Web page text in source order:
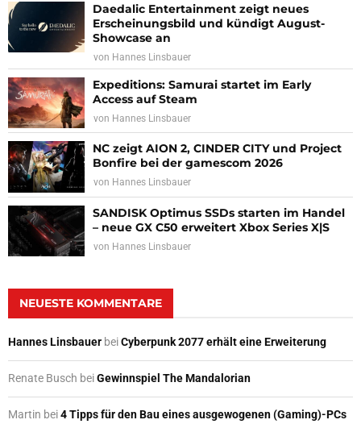
Daedalic Entertainment zeigt neues
Erscheinungsbild und kündigt August-
Showcase an
von Hannes Linsbauer
Expeditions: Samurai startet im Early
Access auf Steam
von Hannes Linsbauer
NC zeigt AION 2, CINDER CITY und Project
Bonfire bei der gamescom 2026
von Hannes Linsbauer
SANDISK Optimus SSDs starten im Handel
– neue GX C50 erweitert Xbox Series X|S
von Hannes Linsbauer
NEUESTE KOMMENTARE
Hannes Linsbauer beiCyberpunk 2077 erhält eine Erweiterung
Renate Busch beiGewinnspiel The Mandalorian
Martin bei4 Tipps für den Bau eines ausgewogenen (Gaming)-PCs